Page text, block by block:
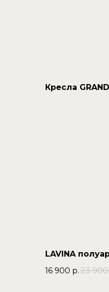
Кресла GRAND
LAVINA
16 900 р. 23 900